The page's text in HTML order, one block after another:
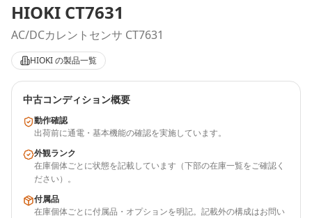
HIOKI CT7631
AC/DCカレントセンサ CT7631
HIOKIの製品一覧
中古コンディション概要
動作確認
出荷前に通電・基本機能の確認を実施しています。
外観ランク
在庫個体ごとに状態を記載しています（下部の在庫一覧をご確認く
ださい）。
付属品
在庫個体ごとに付属品・オプションを明記。記載外の構成はお問い